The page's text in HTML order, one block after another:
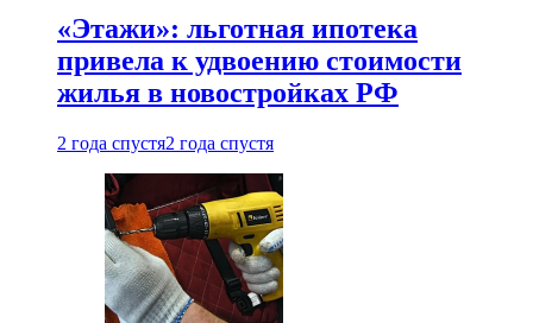
«Этажи»: льготная ипотека
привела к удвоению стоимости
жилья в новостройках РФ
2 года спустя2 года спустя